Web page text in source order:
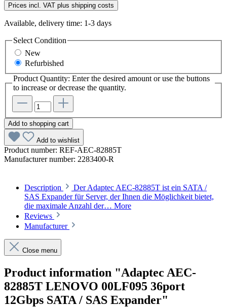
Prices incl. VAT plus shipping costs
Available, delivery time: 1-3 days
Select Condition
New
Refurbished
Product Quantity: Enter the desired amount or use the buttons
to increase or decrease the quantity.
Add to shopping cart
Add to wishlist
Product number: REF-AEC-82885T
Manufacturer number: 2283400-R
Description
Der Adaptec AEC-82885T ist ein SATA /
SAS Expander für Server, der Ihnen die Möglichkeit bietet,
die maximale Anzahl der… More
Reviews
Manufacturer
Close menu
Product information "Adaptec AEC-
82885T LENOVO 00LF095 36port
12Gbps SATA / SAS Expander"